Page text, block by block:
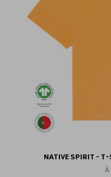
NATIVE SPIRIT - T-
À